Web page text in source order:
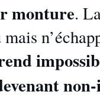
monture.